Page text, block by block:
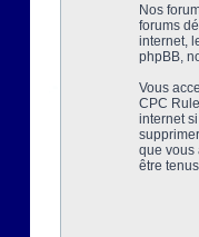
Nos
forums
internet,
phpBB,
Vous
CPC
internet
que vous
être